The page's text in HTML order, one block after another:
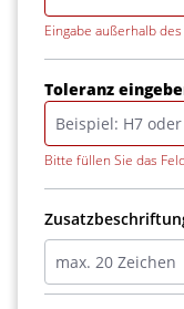
Eingabe außerhalb
Toleranz
Bitte füllen Sie das